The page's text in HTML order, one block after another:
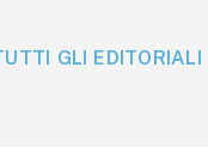
GLI EDITORIALI